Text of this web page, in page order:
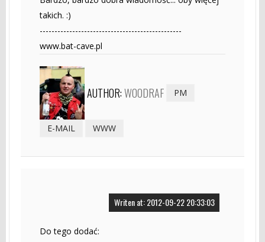
takich. :)
------------------------------------------------
www.bat-cave.pl
AUTHOR:WOODRAF PM
E-MAIL WWW
Writen at: 2012-09-22 20:33:03
Do tego dodać: